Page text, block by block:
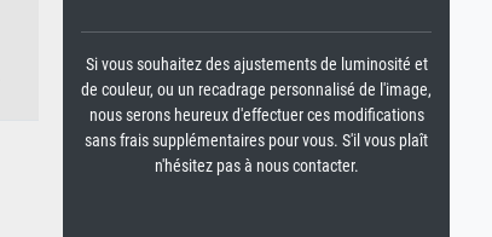
Si vous souhaitez des ajustements de luminosité et
de couleur, ou un recadrage personnalisé de l'image,
nous serons heureux d'effectuer ces modifications
sans frais supplémentaires pour vous. S'il vous plaît
n'hésitez pas à nous contacter.